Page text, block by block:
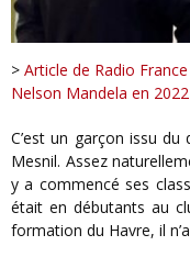
> Article de Radio
Nelson Mandela en 2022
C’est un garçon issu du quartier du 212 Cité voie verte au Blanc-
Mesnil. Assez
y a commencé ses
était en débutants au
formation du Havre, il